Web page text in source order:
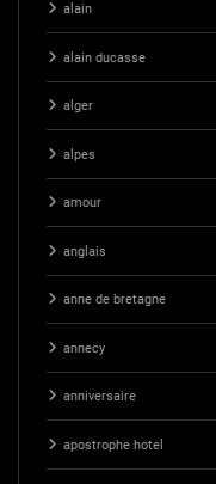
alain
alain ducasse
alger
alpes
amour
anglais
anne de bretagne
annecy
anniversaire
apostrophe hotel